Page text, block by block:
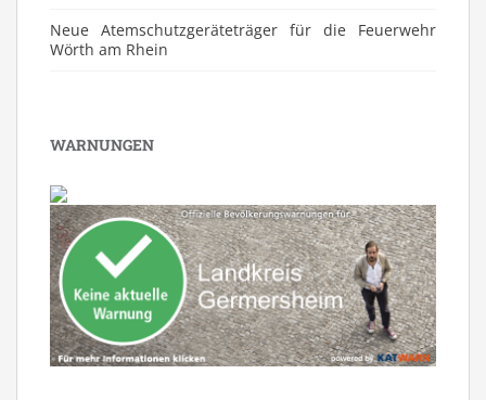
Neue Atemschutzgeräteträger für die Feuerwehr
Wörth am Rhein
WARNUNGEN